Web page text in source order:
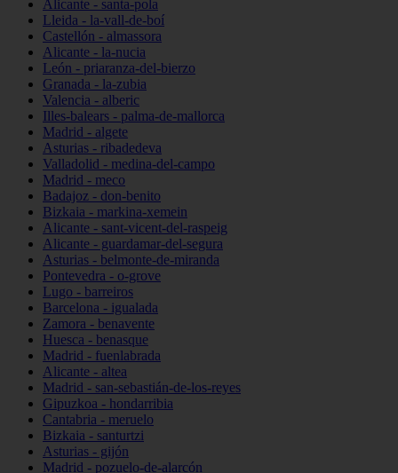
Alicante - santa-pola
Lleida - la-vall-de-boí
Castellón - almassora
Alicante - la-nucia
León - priaranza-del-bierzo
Granada - la-zubia
Valencia - alberic
Illes-balears - palma-de-mallorca
Madrid - algete
Asturias - ribadedeva
Valladolid - medina-del-campo
Madrid - meco
Badajoz - don-benito
Bizkaia - markina-xemein
Alicante - sant-vicent-del-raspeig
Alicante - guardamar-del-segura
Asturias - belmonte-de-miranda
Pontevedra - o-grove
Lugo - barreiros
Barcelona - igualada
Zamora - benavente
Huesca - benasque
Madrid - fuenlabrada
Alicante - altea
Madrid - san-sebastián-de-los-reyes
Gipuzkoa - hondarribia
Cantabria - meruelo
Bizkaia - santurtzi
Asturias - gijón
Madrid - pozuelo-de-alarcón